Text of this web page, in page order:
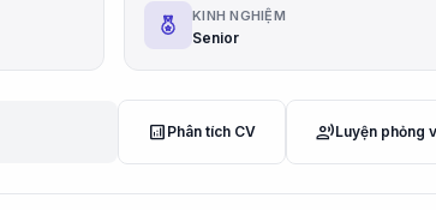
KINH NGHIỆM
Senior
analytics Phân tích CV record_voice_overLuyện phỏng